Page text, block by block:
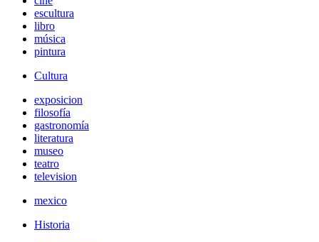
escultura
libro
música
pintura
Cultura
exposicion
filosofía
gastronomía
literatura
museo
teatro
television
mexico
Historia